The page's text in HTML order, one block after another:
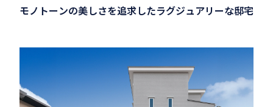
モノトーンの美しさを追求したラグジュアリーな邸宅